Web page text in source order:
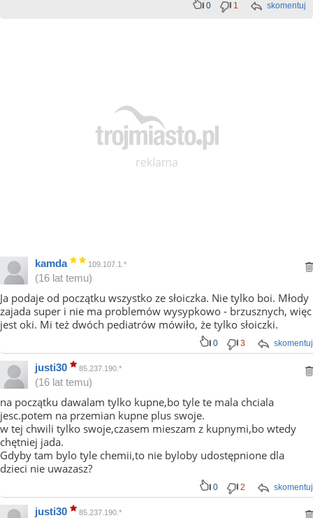
skomentuj
0 1
kamda 109.107.1.*
(16 lat temu)
Ja podaje od początku wszystko ze słoiczka. Nie tylko boi. Młody
zajada super i nie ma problemów wysypkowo - brzusznych, więc
jest oki. Mi też dwóch pediatrów mówiło, że tylko słoiczki.
skomentuj
0 3
justi30 85.237.190.*
(16 lat temu)
na początku dawalam tylko kupne,bo tyle te mala chciala
jesc.potem na przemian kupne plus swoje.
w tej chwili tylko swoje,czasem mieszam z kupnymi,bo wtedy
chętniej jada.
Gdyby tam bylo tyle chemii,to nie byloby udostępnione dla
dzieci nie uwazasz?
skomentuj
0 2
justi30 85.237.190.*